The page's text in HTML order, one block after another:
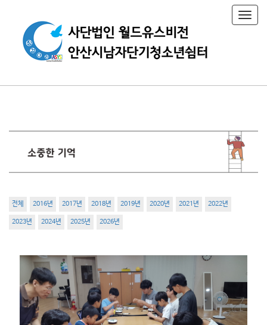
T
o
a
t
전체 2016년 2017년 2018년 2019년 2020년 2021년 2022년
2023년 2024년 2025년 2026년